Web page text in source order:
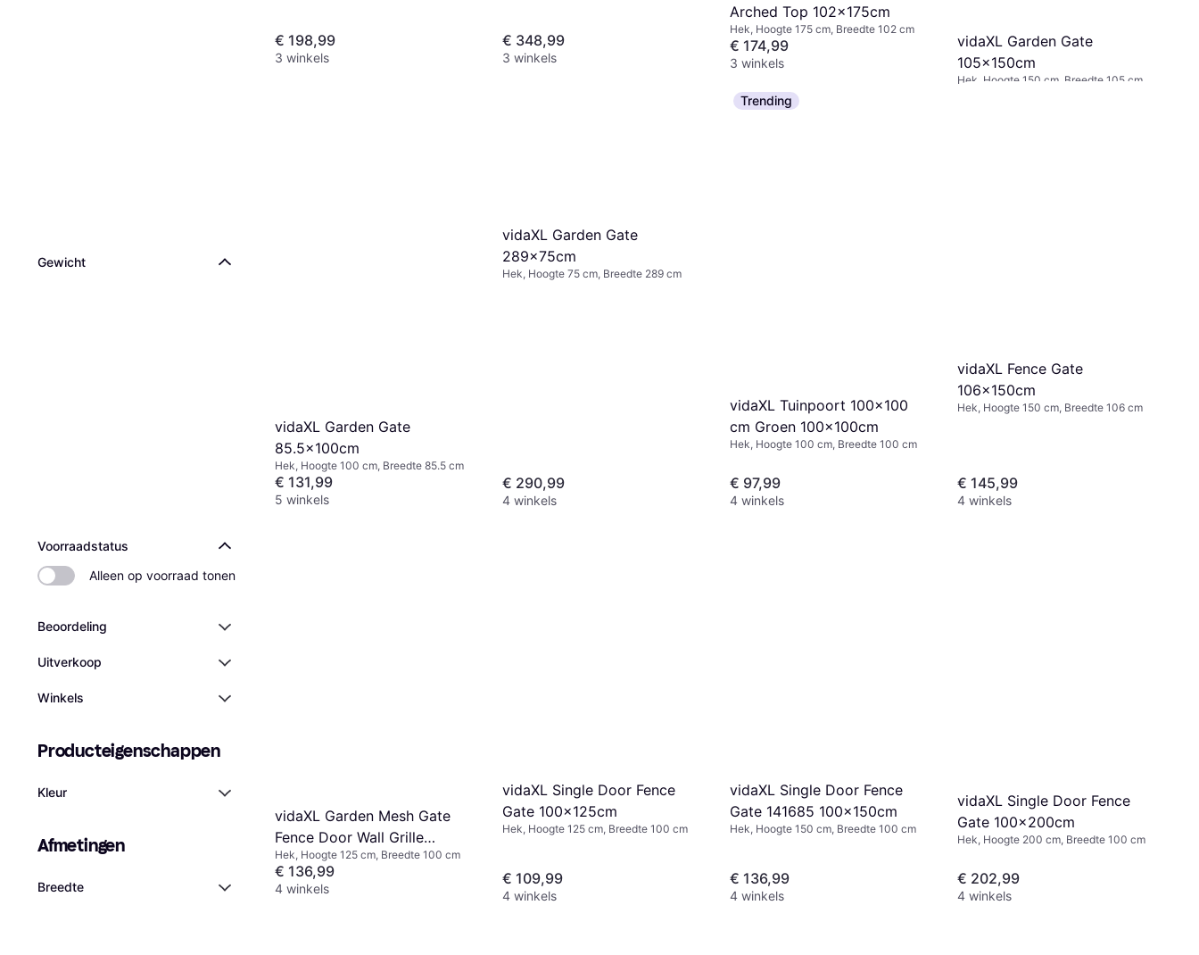
Gewicht
Voorraadstatus
Alleen op voorraad tonen
Beoordeling
Uitverkoop
Winkels
Producteigenschappen
Kleur
Afmetingen
Breedte
€ 198,99
3 winkels
€ 348,99
3 winkels
Arched Top 102x175cm
Hek, Hoogte 175 cm, Breedte 102 cm
€ 174,99
3 winkels
vidaXL Garden Gate
105x150cm
Hek, Hoogte 150 cm, Breedte 105 cm
vidaXL Garden Gate
85.5x100cm
Hek, Hoogte 100 cm, Breedte 85.5 cm
€ 131,99
5 winkels
vidaXL Garden Gate
289x75cm
Hek, Hoogte 75 cm, Breedte 289 cm
€ 290,99
4 winkels
Trending
vidaXL Tuinpoort 100x100
cm Groen 100x100cm
Hek, Hoogte 100 cm, Breedte 100 cm
€ 97,99
4 winkels
vidaXL Fence Gate
106x150cm
Hek, Hoogte 150 cm, Breedte 106 cm
€ 145,99
4 winkels
vidaXL Garden Mesh Gate
Fence Door Wall Grille
100x125cm
Hek, Hoogte 125 cm, Breedte 100 cm
€ 136,99
4 winkels
vidaXL Single Door Fence
Gate 100x125cm
Hek, Hoogte 125 cm, Breedte 100 cm
€ 109,99
4 winkels
vidaXL Single Door Fence
Gate 141685 100x150cm
Hek, Hoogte 150 cm, Breedte 100 cm
€ 136,99
4 winkels
vidaXL Single Door Fence
Gate 100x200cm
Hek, Hoogte 200 cm, Breedte 100 cm
€ 202,99
4 winkels